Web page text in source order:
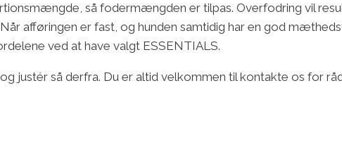
så fodermængden er tilpas. Overfodring vil
afføringen er fast, og hunden samtidig har en god
ved at have valgt ESSENTIALS.
justér så derfra. Du er altid velkommen til kontakte os for